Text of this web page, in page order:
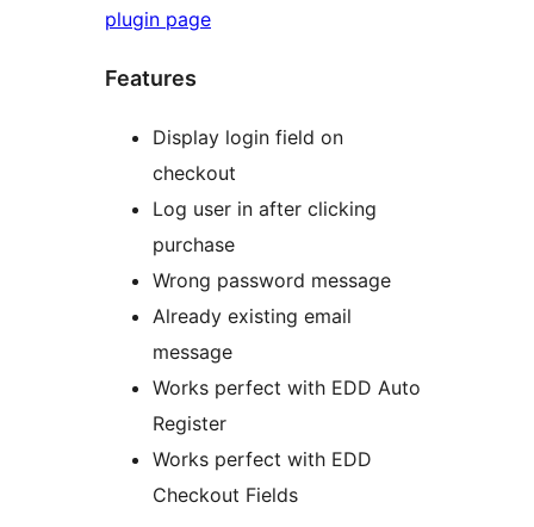
plugin page
Features
Display login field on
checkout
Log user in after clicking
purchase
Wrong password message
Already existing email
message
Works perfect with EDD Auto
Register
Works perfect with EDD
Checkout Fields